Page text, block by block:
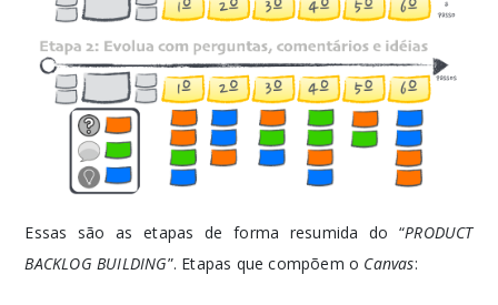
Essas são as etapas de forma resumida do “PRODUCT
BACKLOG BUILDING”. Etapas que compõem o Canvas: